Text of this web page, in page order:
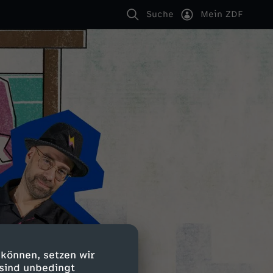
setzen wir
unbedingt
Suche Mein ZDF